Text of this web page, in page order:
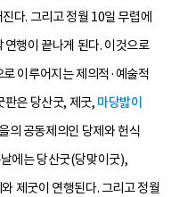
다. 그리고 정월 10일 무렵에
연행이 끝나게 된다. 이것으로
로 이루어지는 제의적·예술적
판은 당산굿, 제굿, 마당밟이
의 공동제의인 당제와 헌식
에는 당산굿(당맞이굿),
제굿이 연행된다. 그리고 정월